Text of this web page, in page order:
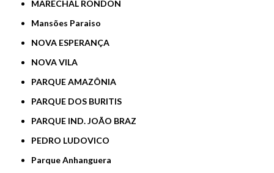
MARECHAL RONDON
Mansões Paraiso
NOVA ESPERANÇA
NOVA VILA
PARQUE AMAZÔNIA
PARQUE DOS BURITIS
PARQUE IND. JOÃO BRAZ
PEDRO LUDOVICO
Parque Anhanguera